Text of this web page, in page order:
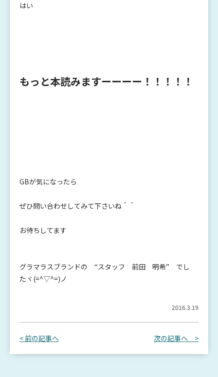
はい
もっと本読みますーーーー！！！！！
GBが気になったら
ぜひ問い合わせしてみて下さいね＾＾
お待ちしてます
グラマラスブランドの “スタッフ 前田 明希” でし
たヾ(=^▽^=)ノ
2016.3.19
< 前の記事へ 次の記事へ >